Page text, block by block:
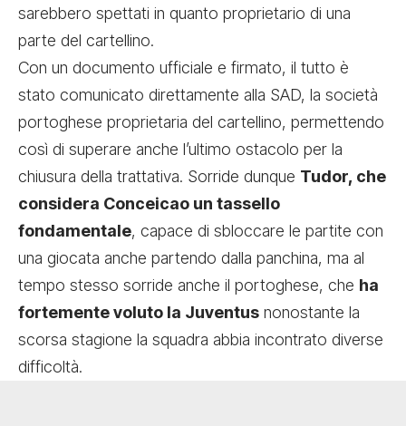
sarebbero spettati in quanto proprietario di una
parte del cartellino.
Con un documento ufficiale e firmato, il tutto è
stato comunicato direttamente alla SAD, la società
portoghese proprietaria del cartellino, permettendo
così di superare anche l’ultimo ostacolo per la
chiusura della trattativa. Sorride dunque Tudor, che
considera Conceicao un tassello
fondamentale, capace di sbloccare le partite con
una giocata anche partendo dalla panchina, ma al
tempo stesso sorride anche il portoghese, che ha
fortemente voluto la Juventus nonostante la
scorsa stagione la squadra abbia incontrato diverse
difficoltà.